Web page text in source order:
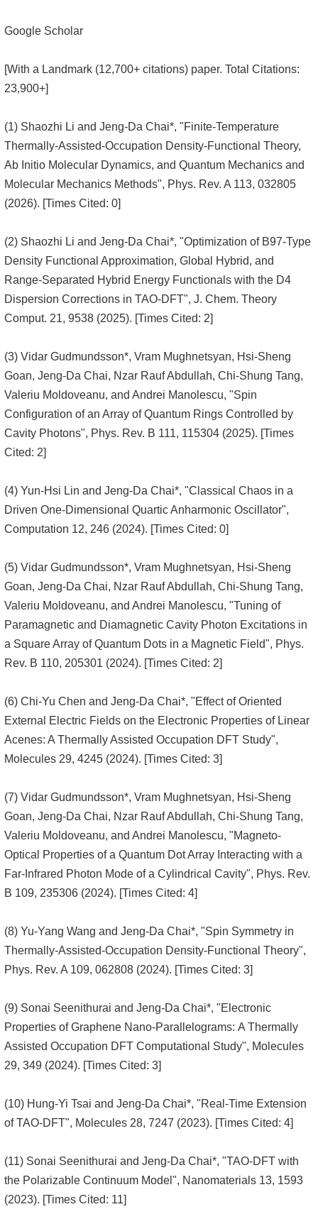
Google Scholar
[With a Landmark (12,700+ citations) paper. Total Citations:
23,900+]
(1) Shaozhi Li and Jeng-Da Chai*, "Finite-Temperature
Thermally-Assisted-Occupation Density-Functional Theory,
Ab Initio Molecular Dynamics, and Quantum Mechanics and
Molecular Mechanics Methods", Phys. Rev. A 113, 032805
(2026). [Times Cited: 0]
(2) Shaozhi Li and Jeng-Da Chai*, "Optimization of B97-Type
Density Functional Approximation, Global Hybrid, and
Range-Separated Hybrid Energy Functionals with the D4
Dispersion Corrections in TAO-DFT", J. Chem. Theory
Comput. 21, 9538 (2025). [Times Cited: 2]
(3) Vidar Gudmundsson*, Vram Mughnetsyan, Hsi-Sheng
Goan, Jeng-Da Chai, Nzar Rauf Abdullah, Chi-Shung Tang,
Valeriu Moldoveanu, and Andrei Manolescu, "Spin
Configuration of an Array of Quantum Rings Controlled by
Cavity Photons", Phys. Rev. B 111, 115304 (2025). [Times
Cited: 2]
(4) Yun-Hsi Lin and Jeng-Da Chai*, "Classical Chaos in a
Driven One-Dimensional Quartic Anharmonic Oscillator",
Computation 12, 246 (2024). [Times Cited: 0]
(5) Vidar Gudmundsson*, Vram Mughnetsyan, Hsi-Sheng
Goan, Jeng-Da Chai, Nzar Rauf Abdullah, Chi-Shung Tang,
Valeriu Moldoveanu, and Andrei Manolescu, "Tuning of
Paramagnetic and Diamagnetic Cavity Photon Excitations in
a Square Array of Quantum Dots in a Magnetic Field", Phys.
Rev. B 110, 205301 (2024). [Times Cited: 2]
(6) Chi-Yu Chen and Jeng-Da Chai*, "Effect of Oriented
External Electric Fields on the Electronic Properties of Linear
Acenes: A Thermally Assisted Occupation DFT Study",
Molecules 29, 4245 (2024). [Times Cited: 3]
(7) Vidar Gudmundsson*, Vram Mughnetsyan, Hsi-Sheng
Goan, Jeng-Da Chai, Nzar Rauf Abdullah, Chi-Shung Tang,
Valeriu Moldoveanu, and Andrei Manolescu, "Magneto-
Optical Properties of a Quantum Dot Array Interacting with a
Far-Infrared Photon Mode of a Cylindrical Cavity", Phys. Rev.
B 109, 235306 (2024). [Times Cited: 4]
(8) Yu-Yang Wang and Jeng-Da Chai*, "Spin Symmetry in
Thermally-Assisted-Occupation Density-Functional Theory",
Phys. Rev. A 109, 062808 (2024). [Times Cited: 3]
(9) Sonai Seenithurai and Jeng-Da Chai*, "Electronic
Properties of Graphene Nano-Parallelograms: A Thermally
Assisted Occupation DFT Computational Study", Molecules
29, 349 (2024). [Times Cited: 3]
(10) Hung-Yi Tsai and Jeng-Da Chai*, "Real-Time Extension
of TAO-DFT", Molecules 28, 7247 (2023). [Times Cited: 4]
(11) Sonai Seenithurai and Jeng-Da Chai*, "TAO-DFT with
the Polarizable Continuum Model", Nanomaterials 13, 1593
(2023). [Times Cited: 11]